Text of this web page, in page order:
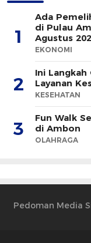
1
Ada
di Pulau
Agustus
EKONOMI
2
Ini
Layanan
KESEHATAN
3
Fun Walk
di Ambon
OLAHRAGA
Pedoman Media